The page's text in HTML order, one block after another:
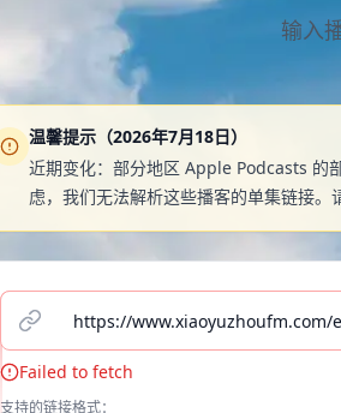
输入
温馨提示（2026年7月18日）
近期变化：部分地区 Apple Podcasts 的
虑，我们无法解析这些播客的单集链接。
请输入播客单集链接（支持小宇宙、
Failed to fetch
支持的链接格式：